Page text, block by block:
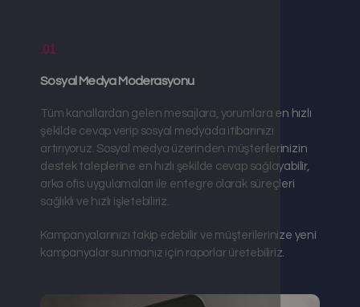
.01
Sosyal Medya Moderasyonu
Tüm kanallardan gelen mesajlara, yorumlara en hızlı
şekilde cevap verip sosyal medyada itibarınızı
artırıyoruz. Sosyal medya üzerinden müşterilerinizin
destek taleplerine en hızlı şekilde cevap sağlayabilir,
arka ofis uygulamaları ile entegre olarak süreçleri
sağlıklı ve hızlı işletebiliriz.
Kampanyalarınızı takip edebilir ve müşterilerinize yeni
kampanyalar sunmanız için raporlar üretebiliriz.